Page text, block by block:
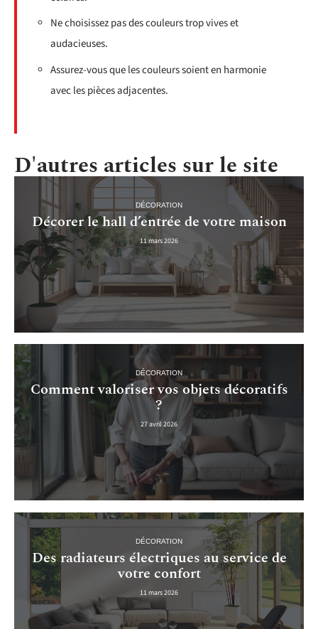
Ne choisissez pas des couleurs trop vives et
audacieuses.
Assurez-vous que les couleurs soient en harmonie
avec les pièces adjacentes.
D'autres articles sur le site
DÉCORATION
Décorer le hall d’entrée de votre maison
11 mars 2026
DÉCORATION
Comment valoriser vos objets décoratifs
?
27 avril 2026
DÉCORATION
Des radiateurs électriques au service de
votre confort
11 mars 2026